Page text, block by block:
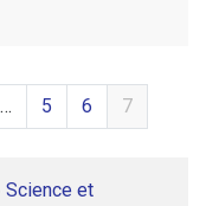
… 5 6 7
Science et